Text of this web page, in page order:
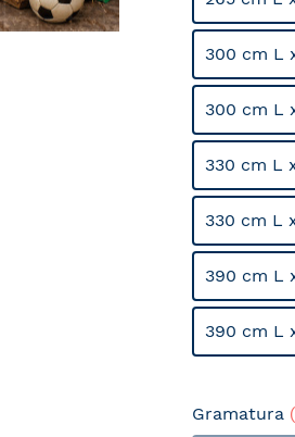
300 cm L
300 cm L
330 cm L
330 cm L
390 cm L
390 cm L
Gramatura